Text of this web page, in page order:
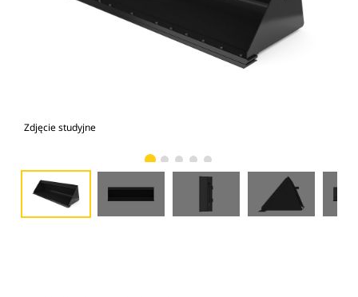
Zdjęcie studyjne